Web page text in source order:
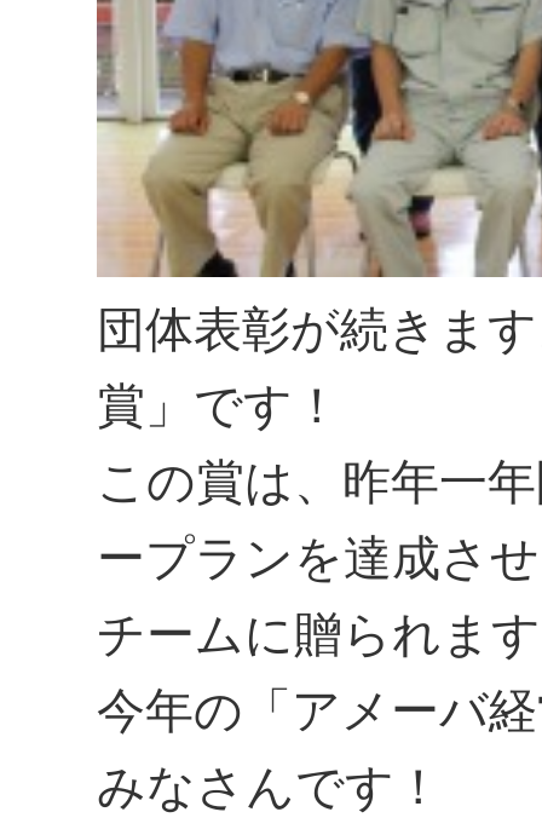
団体表彰が続きま
賞」です！
この賞は、昨年一
ープランを達成さ
チームに贈られま
今年の「アメーバ
みなさんです！